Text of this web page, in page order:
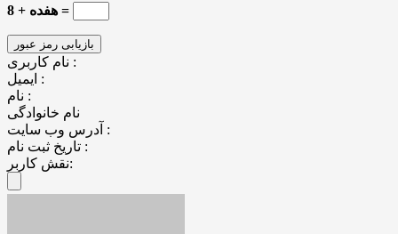
هفده + 8 =
نام کاربری :
ایمیل :
نام :
نام خانوادگی
آدرس وب سایت :
تاریخ ثبت نام :
نقش کاربر: